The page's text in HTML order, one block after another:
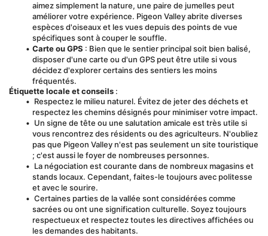
aimez simplement la nature, une paire de jumelles peut
améliorer votre expérience. Pigeon Valley abrite diverses
espèces d'oiseaux et les vues depuis des points de vue
spécifiques sont à couper le souffle.
Carte ou GPS : Bien que le sentier principal soit bien balisé,
disposer d'une carte ou d'un GPS peut être utile si vous
décidez d'explorer certains des sentiers les moins
fréquentés.
Étiquette locale et conseils :
Respectez le milieu naturel. Évitez de jeter des déchets et
respectez les chemins désignés pour minimiser votre impact.
Un signe de tête ou une salutation amicale est très utile si
vous rencontrez des résidents ou des agriculteurs. N'oubliez
pas que Pigeon Valley n'est pas seulement un site touristique
; c'est aussi le foyer de nombreuses personnes.
La négociation est courante dans de nombreux magasins et
stands locaux. Cependant, faites-le toujours avec politesse
et avec le sourire.
Certaines parties de la vallée sont considérées comme
sacrées ou ont une signification culturelle. Soyez toujours
respectueux et respectez toutes les directives affichées ou
les demandes des habitants.